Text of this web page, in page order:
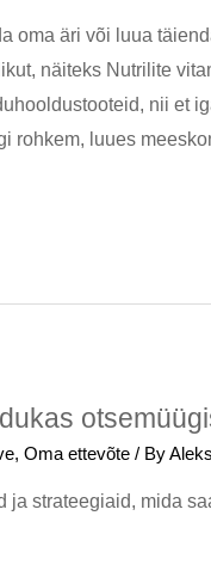
oma äri või luua
näiteks Nutrilite
nii et
rohkem, luues
,Oma ettevõte / By
ja strateegiaid, mida